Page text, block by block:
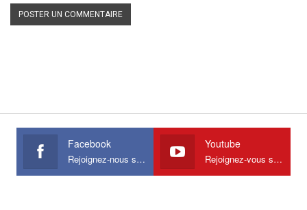
Facebook
Rejoignez-nous sur Facebook
Youtube
Rejoignez-vous sur Youtube